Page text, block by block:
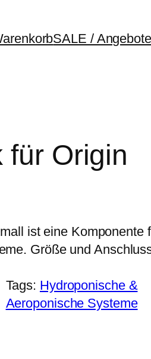
SALE / Angebote
für Origin
ist eine Komponente
Größe und
Tags: Hydroponische &
Aeroponische Systeme